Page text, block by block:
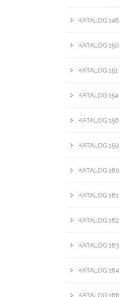
KATALOG 148
KATALOG 150
KATALOG 151
KATALOG 154
KATALOG 156
KATALOG 159
KATALOG 160
KATALOG 161
KATALOG 162
KATALOG 163
KATALOG 164
KATALOG 166